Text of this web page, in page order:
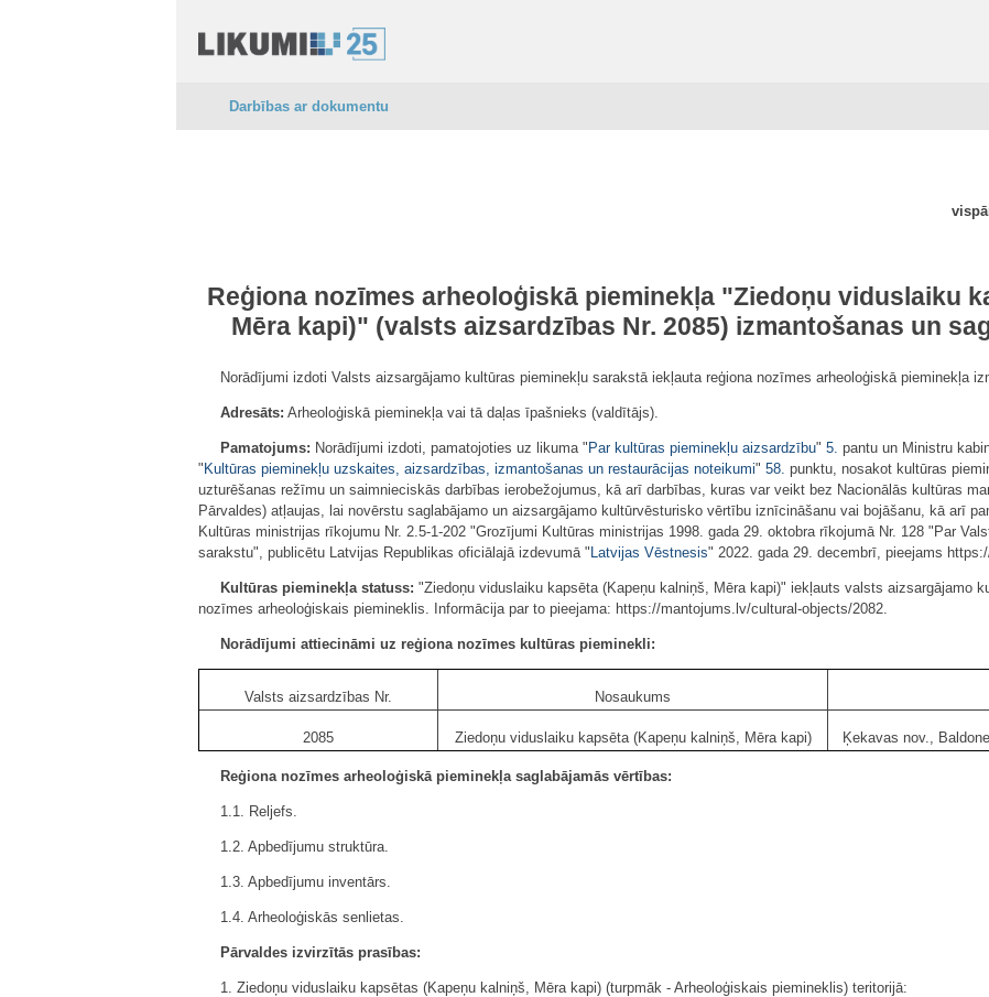
Darbības ar dokumentu
Reģiona nozīmes arheoloģiskā pieminekļa "Ziedoņu viduslaiku
Mēra kapi)" (valsts aizsardzības Nr. 2085) izmantošanas un
Norādījumi izdoti Valsts aizsargājamo kultūras pieminekļu sarakstā iekļauta reģiona nozīmes arheoloģiskā pieminekļa
Adresāts: Arheoloģiskā pieminekļa vai tā daļas īpašnieks (valdītājs).
Pamatojums: Norādījumi izdoti, pamatojoties uz likuma " Par kultūras pieminekļu aizsardzību" 5. pantu un Ministru
" Kultūras pieminekļu uzskaites, aizsardzības, izmantošanas un restaurācijas noteikumi" 58. punktu, nosakot kultūras
uzturēšanas režīmu un saimnieciskās darbības ierobežojumus, kā arī darbības, kuras var veikt bez Nacionālās kultūras
Pārvaldes) atļaujas, lai novērstu saglabājamo un aizsargājamo kultūrvēsturisko vērtību iznīcināšanu vai bojāšanu, kā arī
Kultūras ministrijas rīkojumu Nr. 2.5-1-202 "Grozījumi Kultūras ministrijas 1998. gada 29. oktobra rīkojumā Nr. 128 "Par
sarakstu", publicētu Latvijas Republikas oficiālajā izdevumā " Latvijas Vēstnesis" 2022. gada 29. decembrī, pieejams
Kultūras pieminekļa statuss: "Ziedoņu viduslaiku kapsēta (Kapeņu kalniņš, Mēra kapi)" iekļauts valsts aizsargājamo
nozīmes arheoloģiskais piemineklis. Informācija par to pieejama: https://mantojums.lv/cultural-objects/2082.
Norādījumi attiecināmi uz reģiona nozīmes kultūras pieminekli:
Valsts aizsardzības Nr. Nosaukums
2085 Ziedoņu viduslaiku kapsēta (Kapeņu kalniņš, Mēra kapi) Ķekavas nov.,
Reģiona nozīmes arheoloģiskā pieminekļa saglabājamās vērtības:
1.1. Reljefs.
1.2. Apbedījumu struktūra.
1.3. Apbedījumu inventārs.
1.4. Arheoloģiskās senlietas.
Pārvaldes izvirzītās prasības:
1. Ziedoņu viduslaiku kapsētas (Kapeņu kalniņš, Mēra kapi) (turpmāk - Arheoloģiskais piemineklis) teritorijā: